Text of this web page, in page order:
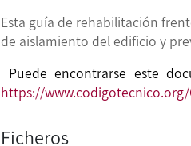
Esta guía de rehabilitación
de aislamiento del edificio y
Puede encontrarse este
https://www.codigotecnico.org/
Ficheros